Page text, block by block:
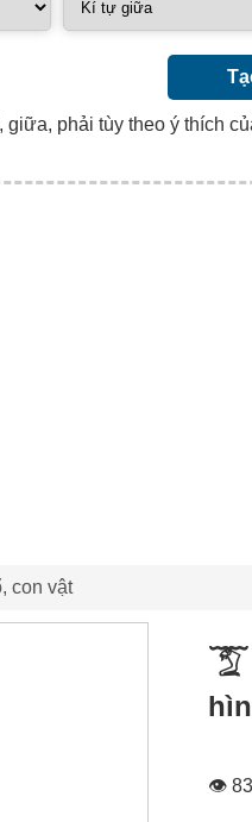
phải tùy theo ý thích
con vật
𓄆
👁